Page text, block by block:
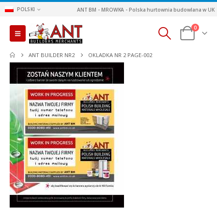
POLSKI ANT BM - MROWKA - Polska hurtownia budowlana w UK
0
ANT BUILDER NR2 OKLADKA NR 2 PAGE-002